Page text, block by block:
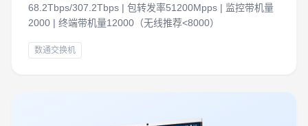
68.2Tbps/307.2Tbps | 包转发率51200Mpps | 监控带机量
2000 | 终端带机量12000（无线推荐<8000）
数通交换机